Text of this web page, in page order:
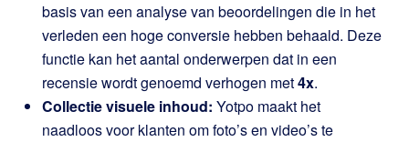
basis van een analyse van beoordelingen die in het
verleden een hoge conversie hebben behaald. Deze
functie kan het aantal onderwerpen dat in een
recensie wordt genoemd verhogen met4x.
Collectie visuele inhoud: Yotpo maakt het
naadloos voor klanten om foto’s en video’s te